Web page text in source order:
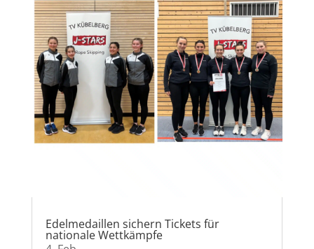
Edelmedaillen sichern Tickets für
nationale Wettkämpfe